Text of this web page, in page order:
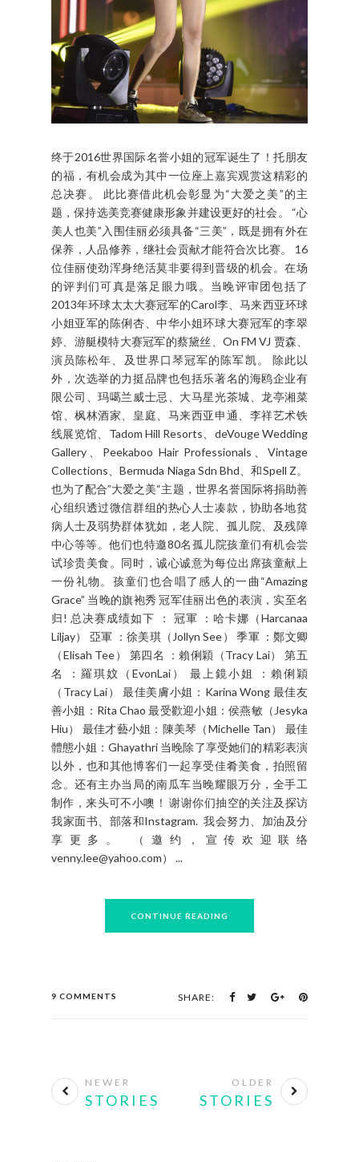
2016 世界国际名誉小姐诞生
咯!
BY 麦姐姐 MAK N LEE - DECEMBER 06, 2016
终于2016世界国际名誉小姐的冠军诞生了！托朋友
的福，有机会成为其中一位座上嘉宾观赏这精彩的
总决赛。 此比赛借此机会彰显为“大爱之美”的主
题，保持选美竞赛健康形象并建设更好的社会。 “心
美人也美”入围佳丽必须具备“三美”，既是拥有外在
保养，人品修养，继社会贡献才能符合次比赛。 16
位佳丽使劲浑身绝活莫非要得到晋级的机会。在场
的评判们可真是落足眼力哦。当晚评审团包括了
2013年环球太太大赛冠军的Carol李、马来西亚环球
小姐亚军的陈俐杏、中华小姐环球大赛冠军的李翠
婷、游艇模特大赛冠军的蔡黛丝、On FM VJ 贾森、
演员陈松年、及世界口琴冠军的陈军凯。 除此以
外，次选举的力挺品牌也包括乐著名的海鸥企业有
限公司、玛噶兰威士忌、大马星光茶城、龙亭湘菜
馆、枫林酒家、皇庭、马来西亚申通、李祥艺术铁
线展览馆、Tadom Hill Resorts、deVouge Wedding
Gallery、Peekaboo Hair Professionals、Vintage
Collections、Bermuda Niaga Sdn Bhd、和Spell Z。
也为了配合”大爱之美“主题，世界名誉国际将捐助善
心组织透过微信群组的热心人士凑款，协助各地贫
病人士及弱势群体犹如，老人院、孤儿院、及残障
中心等等。他们也特邀80名孤儿院孩童们有机会尝
试珍贵美食。同时，诚心诚意为每位出席孩童献上
一份礼物。孩童们也合唱了感人的一曲“Amazing
Grace” 当晚的旗袍秀 冠军佳丽出色的表演，实至名
归! 总决赛成绩如下 ： 冠軍 ：哈卡娜（Harcanaa
Liljay） 亞軍 ：徐美琪（Jollyn See） 季軍 ：鄭文卿
（Elisah Tee） 第四名 ：賴俐穎（Tracy Lai） 第五
名 ：羅琪妏（EvonLai） 最上鏡小姐 ：賴俐穎
（Tracy Lai） 最佳美膚小姐：Karina Wong 最佳友
善小姐：Rita Chao 最受歡迎小姐：侯燕敏（Jesyka
體態小姐：Ghayathri 当晚除了享受她们的精彩表演
以外，也和其他博客们一起享受佳肴美食，拍照留
念。还有主办当局的南瓜车当晚耀眼万分，全手工